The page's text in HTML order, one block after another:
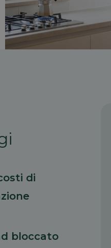
di
bloccato